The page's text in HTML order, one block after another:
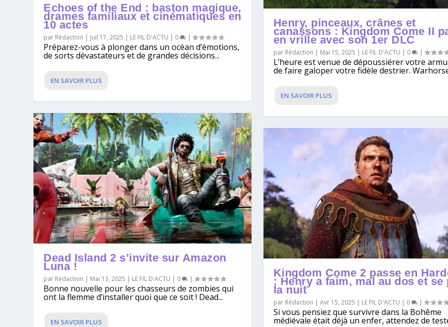
Echoes of the End : baston magique,
drames familiaux et cinématiques en
10 actes
par Rédaction | Juil 17, 2025 | LE FIL D'ACTU | 0 |
Préparez-vous à plonger dans un océan d’émotions,
de sorts dévastateurs et de grandes décisions...
EN SAVOIR PLUS
Dead Island 2 s’invite sur Amazon
Luna !
par Rédaction | Mai 13, 2025 | LE FIL D'ACTU | 0 |
Bonne nouvelle pour les chasseurs de zombies qui
ont la flemme d’installer quoi que ce soit ! Dead...
EN SAVOIR PLUS
Henry, pinceaux, crânes et
canassons : Kingdom Come II
en vrille avec son 1er DLC
par Rédaction | Mai 15, 2025 | LE FIL D'ACTU | 0 |
L’heure est venue de dépoussiérer votre
de faire galoper votre fidèle destrier.
EN SAVOIR PLUS
Kingdom Come 2 passe en
: Henry a faim, mal au dos et se
la nuit
par Rédaction | Avr 15, 2025 | LE FIL D'ACTU | 0 |
Si vous pensiez que survivre dans la Bohême
médiévale était déjà un enfer, attendez de